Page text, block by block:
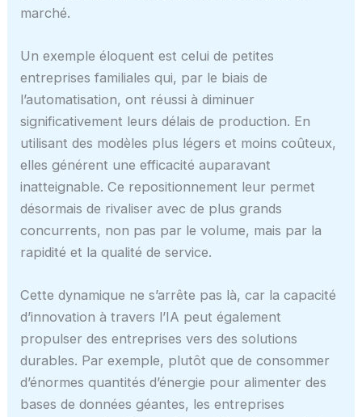
marché.
Un exemple éloquent est celui de petites
entreprises familiales qui, par le biais de
l’automatisation, ont réussi à diminuer
significativement leurs délais de production. En
utilisant des modèles plus légers et moins coûteux,
elles générent une efficacité auparavant
inatteignable. Ce repositionnement leur permet
désormais de rivaliser avec de plus grands
concurrents, non pas par le volume, mais par la
rapidité et la qualité de service.
Cette dynamique ne s’arrête pas là, car la capacité
d’innovation à travers l’IA peut également
propulser des entreprises vers des solutions
durables. Par exemple, plutôt que de consommer
d’énormes quantités d’énergie pour alimenter des
bases de données géantes, les entreprises